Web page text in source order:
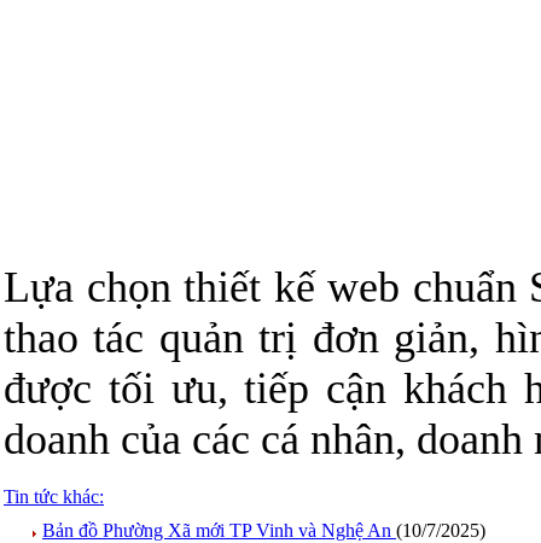
Lựa chọn thiết kế web chuẩn
thao tác quản trị đơn giản,
được tối ưu, tiếp cận khách
doanh của các cá nhân, doanh
Tin tức khác:
Bản đồ Phường Xã mới TP Vinh và Nghệ An (10/7/2025)